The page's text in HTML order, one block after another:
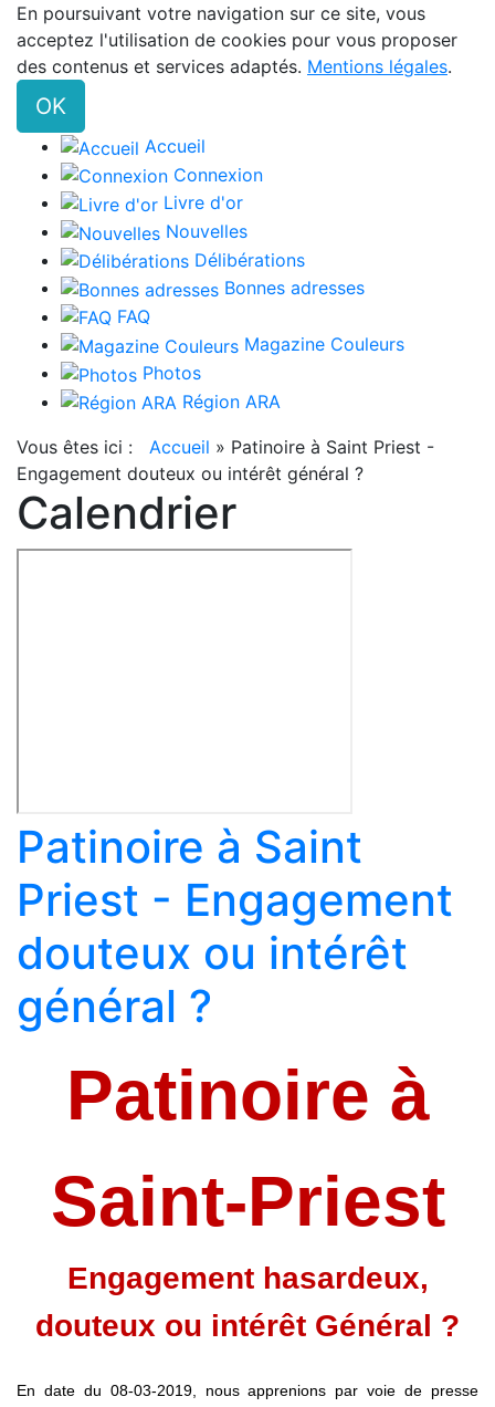
En poursuivant votre navigation sur ce site, vous
acceptez l'utilisation de cookies pour vous proposer
des contenus et services adaptés. Mentions légales.
OK
Accueil
Connexion
Livre d'or
Nouvelles
Délibérations
Bonnes adresses
FAQ
Magazine Couleurs
Photos
Région ARA
Vous êtes ici : Accueil » Patinoire à Saint Priest -
Engagement douteux ou intérêt général ?
Calendrier
Patinoire à Saint
Priest - Engagement
douteux ou intérêt
général ?
Patinoire à
Saint-Priest
Engagement hasardeux,
douteux ou intérêt Général ?
En date du 08-03-2019, nous apprenions par voie de presse